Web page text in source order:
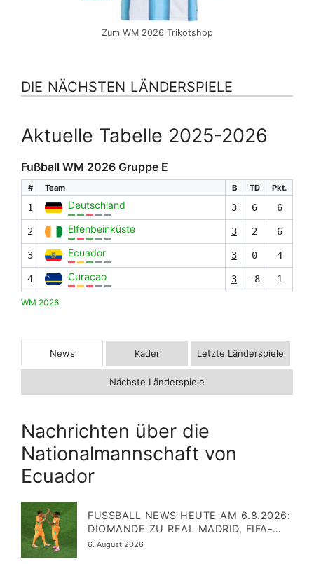
Zum WM 2026 Trikotshop
DIE NÄCHSTEN LÄNDERSPIELE
Aktuelle Tabelle 2025-2026
Fußball WM 2026 Gruppe E
# Team B TD Pkt.
1 Deutschland 3 6 6
2 Elfenbeinküste 3 2 6
3 Ecuador 3 0 4
4 Curaçao 3 -8 1
WM 2026
News Kader Letzte Länderspiele
Nächste Länderspiele
Nachrichten über die
Nationalmannschaft von
Ecuador
FUSSBALL NEWS HEUTE AM 6.8.2026: D
IOMANDE ZU REAL MADRID, FIFA-K
ONFLIKT ESKALIERT
Veröffentlicht
6. August 2026